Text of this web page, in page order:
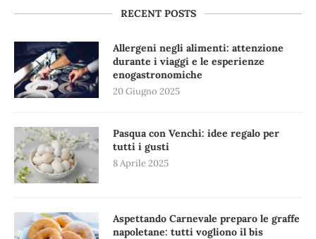
RECENT POSTS
Allergeni negli alimenti: attenzione
durante i viaggi e le esperienze
enogastronomiche
20 Giugno 2025
Pasqua con Venchi: idee regalo per
tutti i gusti
8 Aprile 2025
Aspettando Carnevale preparo le graffe
napoletane: tutti vogliono il bis